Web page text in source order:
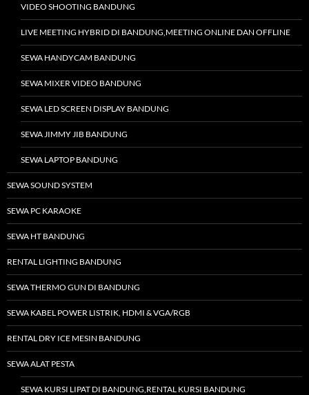
VIDEO SHOOTING BANDUNG
LIVE MEETING HYBRID DI BANDUNG,MEETING ONLINE DAN OFFLINE
SEWA HANDYCAM BANDUNG
SEWA MIXER VIDEO BANDUNG
SEWA LED SCREEN DISPLAY BANDUNG
SEWA JIMMY JIB BANDUNG
SEWA LAPTOP BANDUNG
SEWA SOUND SYSTEM
SEWA PC KARAOKE
SEWA HT BANDUNG
RENTAL LIGHTING BANDUNG
SEWA THERMO GUN DI BANDUNG
SEWA KABEL POWER LISTRIK, HDMI & VGA/RGB
RENTAL DRY ICE MESIN BANDUNG
SEWA ALAT PESTA
SEWA KURSI LIPAT DI BANDUNG,RENTAL KURSI BANDUNG